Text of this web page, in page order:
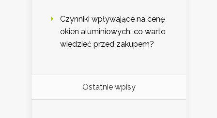
Czynniki wpływające na cenę
okien aluminiowych: co warto
wiedzieć przed zakupem?
Ostatnie wpisy